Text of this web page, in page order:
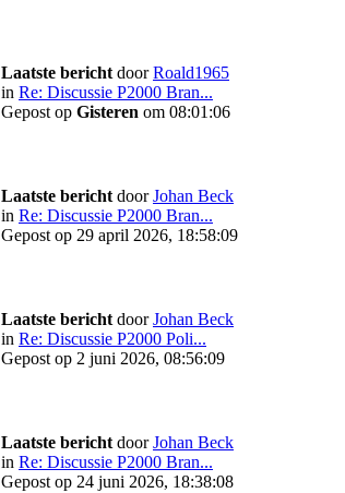
Laatste bericht doorRoald1965
in Re: Discussie P2000 Bran...
Gepost op Gisteren om 08:01:06
Laatste bericht doorJohan Beck
in Re: Discussie P2000 Bran...
Gepost op 29 april 2026, 18:58:09
Laatste bericht doorJohan Beck
in Re: Discussie P2000 Poli...
Gepost op 2 juni 2026, 08:56:09
Laatste bericht doorJohan Beck
in Re: Discussie P2000 Bran...
Gepost op 24 juni 2026, 18:38:08